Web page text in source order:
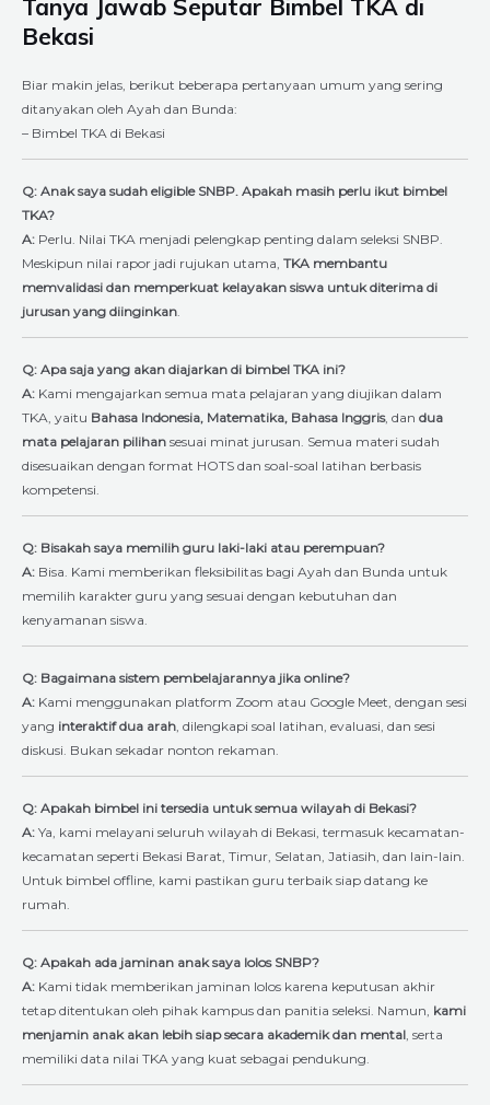
Tanya Jawab Seputar Bimbel TKA di
Bekasi
Biar makin jelas, berikut beberapa pertanyaan umum yang sering
ditanyakan oleh Ayah dan Bunda:
– Bimbel TKA di Bekasi
Q: Anak saya sudah eligible SNBP. Apakah masih perlu ikut bimbel
TKA?
A: Perlu. Nilai TKA menjadi pelengkap penting dalam seleksi SNBP.
Meskipun nilai rapor jadi rujukan utama, TKA membantu
memvalidasi dan memperkuat kelayakan siswa untuk diterima di
jurusan yang diinginkan.
Q: Apa saja yang akan diajarkan di bimbel TKA ini?
A: Kami mengajarkan semua mata pelajaran yang diujikan dalam
TKA, yaitu Bahasa Indonesia, Matematika, Bahasa Inggris, dan dua
mata pelajaran pilihan sesuai minat jurusan. Semua materi sudah
disesuaikan dengan format HOTS dan soal-soal latihan berbasis
kompetensi.
Q: Bisakah saya memilih guru laki-laki atau perempuan?
A: Bisa. Kami memberikan fleksibilitas bagi Ayah dan Bunda untuk
memilih karakter guru yang sesuai dengan kebutuhan dan
kenyamanan siswa.
Q: Bagaimana sistem pembelajarannya jika online?
A: Kami menggunakan platform Zoom atau Google Meet, dengan sesi
yang interaktif dua arah, dilengkapi soal latihan, evaluasi, dan sesi
diskusi. Bukan sekadar nonton rekaman.
Q: Apakah bimbel ini tersedia untuk semua wilayah di Bekasi?
A: Ya, kami melayani seluruh wilayah di Bekasi, termasuk kecamatan-
kecamatan seperti Bekasi Barat, Timur, Selatan, Jatiasih, dan lain-lain.
Untuk bimbel offline, kami pastikan guru terbaik siap datang ke
rumah.
Q: Apakah ada jaminan anak saya lolos SNBP?
A: Kami tidak memberikan jaminan lolos karena keputusan akhir
tetap ditentukan oleh pihak kampus dan panitia seleksi. Namun, kami
menjamin anak akan lebih siap secara akademik dan mental, serta
memiliki data nilai TKA yang kuat sebagai pendukung.